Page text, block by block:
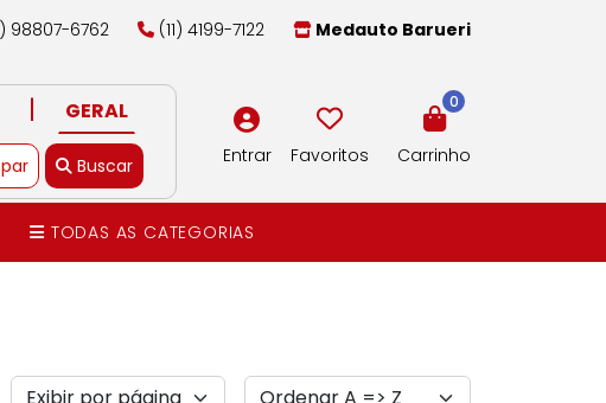
98807-6762 (11) 4199-7122 Medauto Barueri
| GERAL
Buscar Entrar Favoritos
0
Carrinho
TODAS AS CATEGORIAS